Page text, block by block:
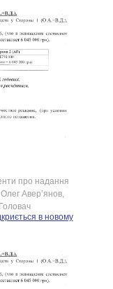
про надання
Авер’янов,
в новому